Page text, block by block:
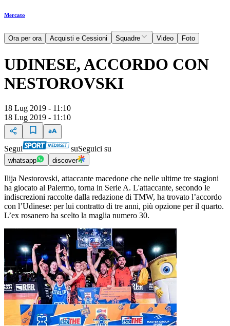
Mercato
Ora per ora Acquisti e Cessioni Squadre Video Foto
UDINESE, ACCORDO CON
NESTOROVSKI
18 Lug 2019 - 11:10
18 Lug 2019 - 11:10
Segui suSeguici su
whatsapp discover
Ilija Nestorovski, attaccante macedone che nelle ultime tre stagioni
ha giocato al Palermo, torna in Serie A. L'attaccante, secondo le
indiscrezioni raccolte dalla redazione di TMW, ha trovato l’accordo
con l’Udinese: per lui contratto di tre anni, più opzione per il quarto.
L’ex rosanero ha scelto la maglia numero 30.